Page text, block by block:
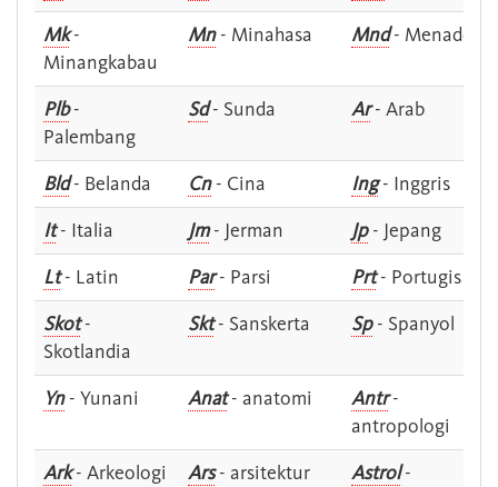
Mk-
Minangkabau
Mn- Minahasa Mnd- Menado
Plb-
Palembang
Sd- Sunda Ar- Arab
Bld- Belanda Cn- Cina Ing- Inggris
It- Italia Jm- Jerman Jp- Jepang
Lt- Latin Par- Parsi Prt- Portugis
Skot-
Skotlandia
Skt- Sanskerta Sp- Spanyol
Yn- Yunani Anat- anatomi Antr-
antropologi
Ark- Arkeologi Ars- arsitektur Astrol-